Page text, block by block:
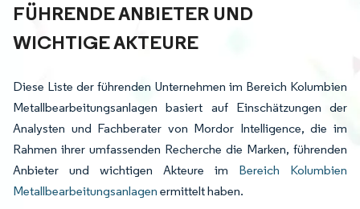
FÜHRENDE ANBIETER UND
WICHTIGE AKTEURE
Diese Liste der führenden Unternehmen im Bereich Kolumbien
Metallbearbeitungsanlagen basiert auf Einschätzungen der
Analysten und Fachberater von Mordor Intelligence, die im
Rahmen ihrer umfassenden Recherche die Marken, führenden
Anbieter und wichtigen Akteure im Bereich Kolumbien
Metallbearbeitungsanlagen ermittelt haben.